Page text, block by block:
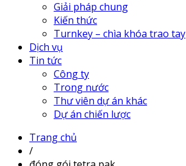
Giải pháp chung
Kiến thức
Turnkey – chìa khóa trao tay
Dịch vụ
Tin tức
Công ty
Trong nước
Thư viên dự án khác
Dự án chiến lược
Trang chủ
/